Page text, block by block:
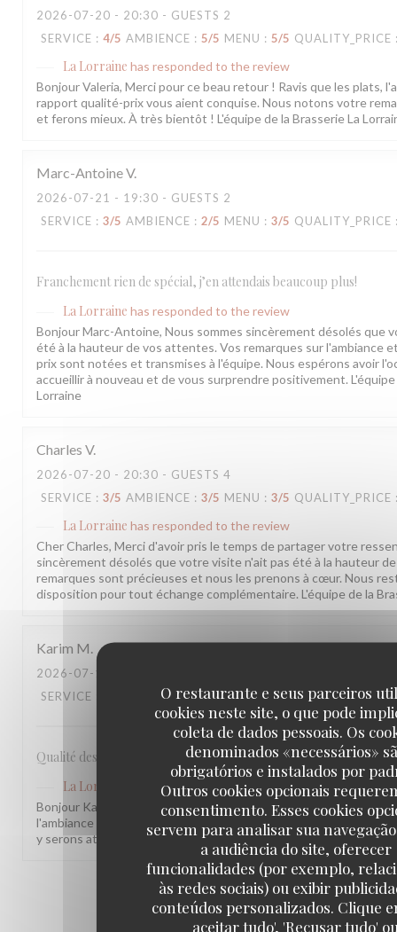
O restaurante e seus parceiros
cookies neste site, o que pode
coleta de dados pessoais. Os
denominados «necessários»
obrigatórios e instalados por
Outros cookies opcionais
consentimento. Esses cookies
servem para analisar sua
a audiência do site, oferecer
funcionalidades (por exemplo,
às redes sociais) ou exibir
conteúdos personalizados. Clique
aceitar tudo', 'Recusar tudo'
2026-07-20 - 20:30 - GUESTS 2
SERVICE : 4/5 AMBIENCE : 5/5 MENU : 5/5 QUALITY_PRICE
La Lorraine has responded to the review
Bonjour Valeria, Merci pour ce beau retour ! Ravis que les plats,
rapport qualité-prix vous aient conquise. Nous notons votre
et ferons mieux. À très bientôt ! L'équipe de la Brasserie La
Marc-AntoineV
2026-07-21 - 19:30 - GUESTS 2
SERVICE : 3/5 AMBIENCE : 2/5 MENU : 3/5 QUALITY_PRICE
Franchement rien de spécial, j’en attendais beaucoup plus!
La Lorraine has responded to the review
Bonjour Marc-Antoine, Nous sommes sincèrement désolés que
été à la hauteur de vos attentes. Vos remarques sur l'ambiance
prix sont notées et transmises à l'équipe. Nous espérons avoir
accueillir à nouveau et de vous surprendre positivement. L'équipe
Lorraine
Charles V
2026-07-20 - 20:30 - GUESTS 4
SERVICE : 3/5 AMBIENCE : 3/5 MENU : 3/5 QUALITY_PRICE
La Lorraine has responded to the review
Cher Charles, Merci d'avoir pris le temps de partager votre
sincèrement désolés que votre visite n'ait pas été à la hauteur
remarques sont précieuses et nous les prenons à cœur. Nous
disposition pour tout échange complémentaire. L'équipe de la
Karim M
2026-07-17
SERVICE
AMBIENCE: 4/5 MENU : 4/5 QUALITY_PRICE
Qualité des plats, cadre et amabilité de l’équipe
La Lorraine
has responded to the review
Bonjour Karim, Merci pour ce retour ! Nous sommes ravis que
l'ambiance vous aient plu. Votre remarque sur le rapport qualité-
y serons attentifs. À très bientôt !
1 2 3